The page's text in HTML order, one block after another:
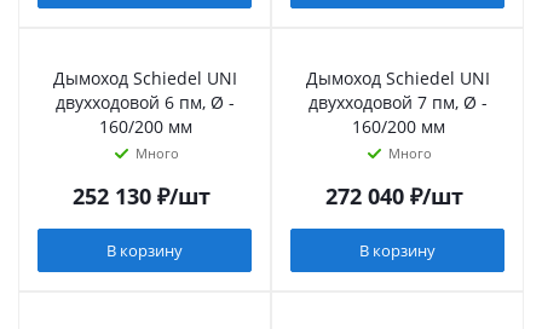
Дымоход Schiedel UNI
двухходовой 6 пм, Ø -
160/200 мм
Много
252 130₽/шт
В корзину
Дымоход Schiedel UNI
двухходовой 7 пм, Ø -
160/200 мм
Много
272 040₽/шт
В корзину